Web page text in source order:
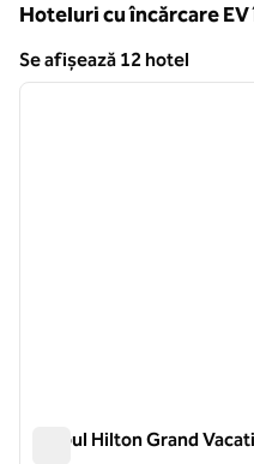
Hoteluri cu încărcare EV
Se afișează 12 hotel
Se afișează 12 hotel
1 din 12
Clubul Hilton Grand